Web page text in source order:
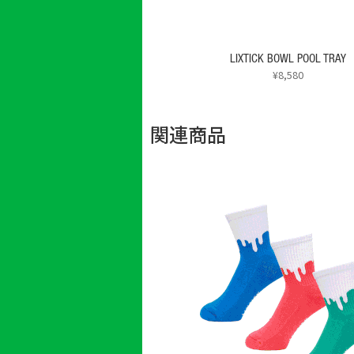
LIXTICK BOWL POOL TRAY
¥8,580
関連商品